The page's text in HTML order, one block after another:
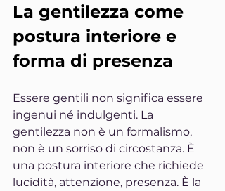
La gentilezza come
postura interiore e
forma di presenza
Essere gentili non significa essere
ingenui né indulgenti. La
gentilezza non è un formalismo,
non è un sorriso di circostanza. È
una postura interiore che richiede
lucidità, attenzione, presenza. È la